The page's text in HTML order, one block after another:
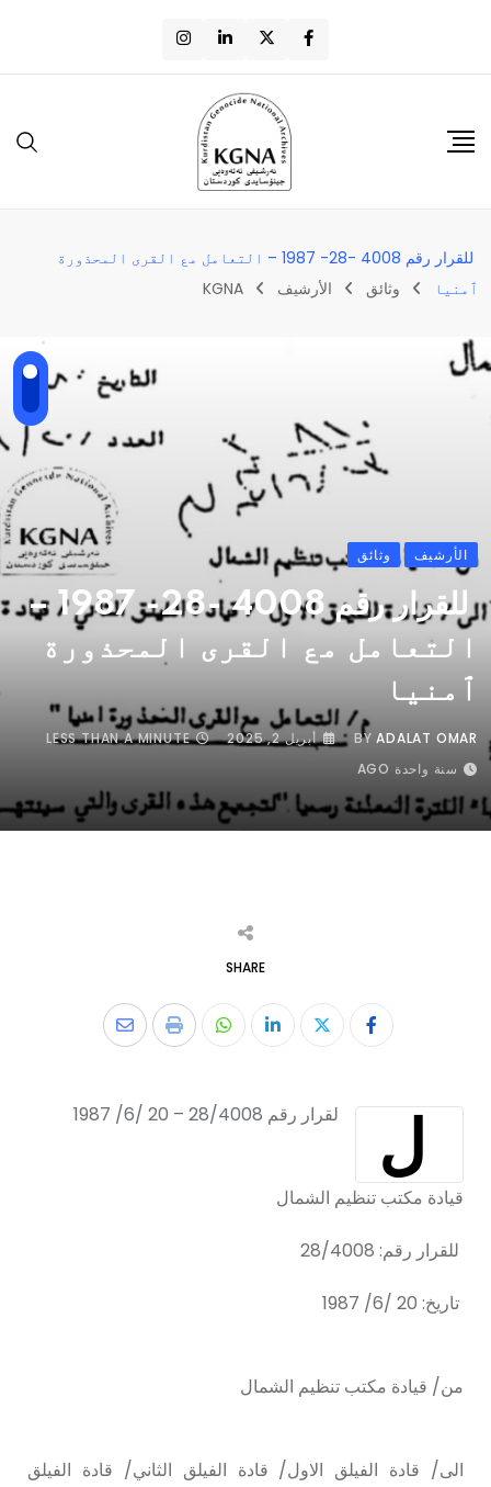
للقرار رقم 4008 -28- 1987 – التعامل مع القری المحذورة
ٱمنيا
وثائق الأرشيف KGNA
الأرشيف وثائق
للقرار رقم 4008 -28- 1987 –
التعامل مع القری المحذورة
ٱمنيا
BYADALAT OMAR أبريل 2, 2025
LESS THAN A MINUTE
سنة واحدة AGO
SHARE
ل لقرار رقم 28/4008 – 20 /6/ 1987
قیادة مكتب تنظيم الشمال
للقرار رقم: 28/4008
تاریخ: 20 /6/ 1987
من/ قیادة مكتب تنظيم الشمال
الی/ قادة الفيلق الاول/ قادة الفيلق الثاني/ قادة الفيلق